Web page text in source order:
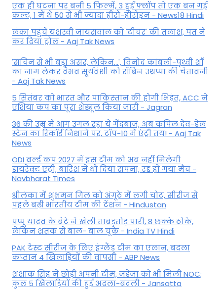
एक ही घटना पर बनी 5 फिल्में, 3 हुईं फ्लॉप तो एक बन गई
कल्ट, 1 में थे 50 से भी ज्यादा हीरो-हीरोइन - News18 Hindi
लंका पहुंचे यशस्वी जायसवाल को 'टीचर' की तलाश, पंत ने
कर द‍िया ट्रोल - Aaj Tak News
'सचिन से भी बड़ा असर, लेकिन...', व‍िनोद कांबली-पृथ्वी शॉ
का नाम लेकर वैभव सूर्यवंशी को रॉबिन उथप्पा की चेतावनी
- Aaj Tak News
5 सितंबर को भारत और पाकिस्‍तान की होगी भिड़ंत, ACC ने
एशिया कप का पूरा शेड्यूल किया जारी - Jagran
36 की उम्र में आग उगल रहा ये गेंदबाज, अब कपिल देव-डेल
स्टेन का रिकॉर्ड निशाने पर, टॉप-10 में एंट्री तय! - Aaj Tak
News
ODI वर्ल्ड कप 2027 में इस टीम को अब नहीं मिलेगी
डायरेक्ट एंट्री, बारिश ने धो दिया सपना, रद्द हो गया मैच -
Navbharat Times
श्रीलंका में शुभमन गिल को अंगूठे में लगी चोट, सीरीज से
पहले बढ़ी भारतीय टीम की टेंशन - Hindustan
पप्पू यादव के बेटे ने खेली ताबड़तोड़ पारी, 8 छक्के ठोके,
लेकिन शतक से बाल- बाल चूके - India TV Hindi
PAK टेस्ट सीरीज के लिए इंग्लैंड टीम का एलान, बदला
कप्तान 4 खिलाड़ियों की वापसी - ABP News
शशांक सिंह ने छोड़ी अपनी टीम, जडेजा को भी मिली NOC;
कुल 5 खिलाड़ियों की हुई अदला-बदली - Jansatta